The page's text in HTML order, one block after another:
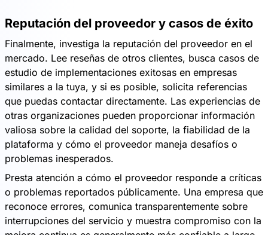
Reputación del proveedor y casos de éxito
Finalmente, investiga la reputación del proveedor en el
mercado. Lee reseñas de otros clientes, busca casos de
estudio de implementaciones exitosas en empresas
similares a la tuya, y si es posible, solicita referencias
que puedas contactar directamente. Las experiencias de
otras organizaciones pueden proporcionar información
valiosa sobre la calidad del soporte, la fiabilidad de la
plataforma y cómo el proveedor maneja desafíos o
problemas inesperados.
Presta atención a cómo el proveedor responde a críticas
o problemas reportados públicamente. Una empresa que
reconoce errores, comunica transparentemente sobre
interrupciones del servicio y muestra compromiso con la